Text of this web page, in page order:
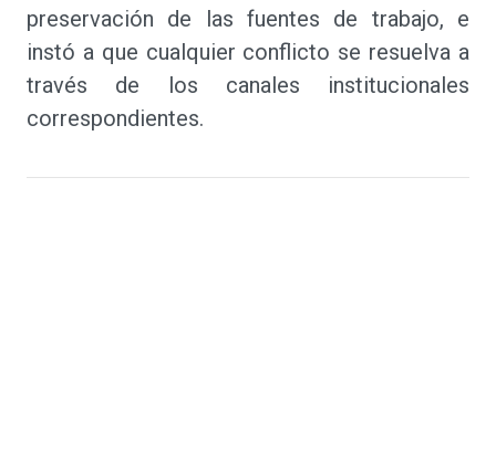
preservación de las fuentes de trabajo, e
instó a que cualquier conflicto se resuelva a
través de los canales institucionales
correspondientes.